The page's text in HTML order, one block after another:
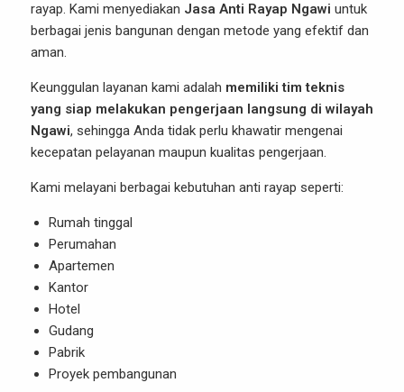
rayap. Kami menyediakan Jasa Anti Rayap Ngawi untuk
berbagai jenis bangunan dengan metode yang efektif dan
aman.
Keunggulan layanan kami adalah memiliki tim teknis
yang siap melakukan pengerjaan langsung di wilayah
Ngawi, sehingga Anda tidak perlu khawatir mengenai
kecepatan pelayanan maupun kualitas pengerjaan.
Kami melayani berbagai kebutuhan anti rayap seperti:
Rumah tinggal
Perumahan
Apartemen
Kantor
Hotel
Gudang
Pabrik
Proyek pembangunan